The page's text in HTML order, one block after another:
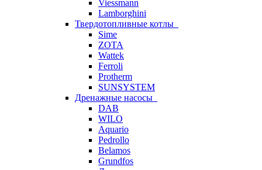
Viessmann
Lamborghini
Твердотопливные котлы
Sime
ZOTA
Wattek
Ferroli
Protherm
SUNSYSTEM
Дренажные насосы
DAB
WILO
Aquario
Pedrollo
Belamos
Grundfos